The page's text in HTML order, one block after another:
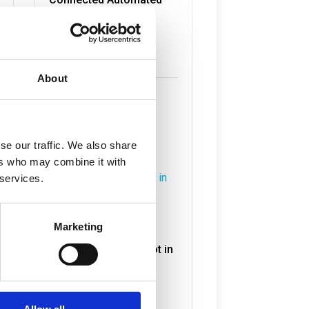
About
our traffic. We also share
who may combine it with
Marketing
jul 7, 2026
Onderzoek naar
Verduurzaming
Havengebonden Vloot in
volle gang
jul 6, 2026
Lees meer